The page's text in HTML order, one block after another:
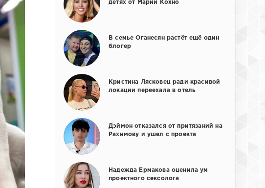
детях от Марии Кохно
В семье Оганесян растёт ещё один
блогер
Кристина Лясковец ради красивой
локации переехала в отель
Дэймон отказался от притязаний на
Рахимову и ушел с проекта
Надежда Ермакова оценила ум
проектного сексолога